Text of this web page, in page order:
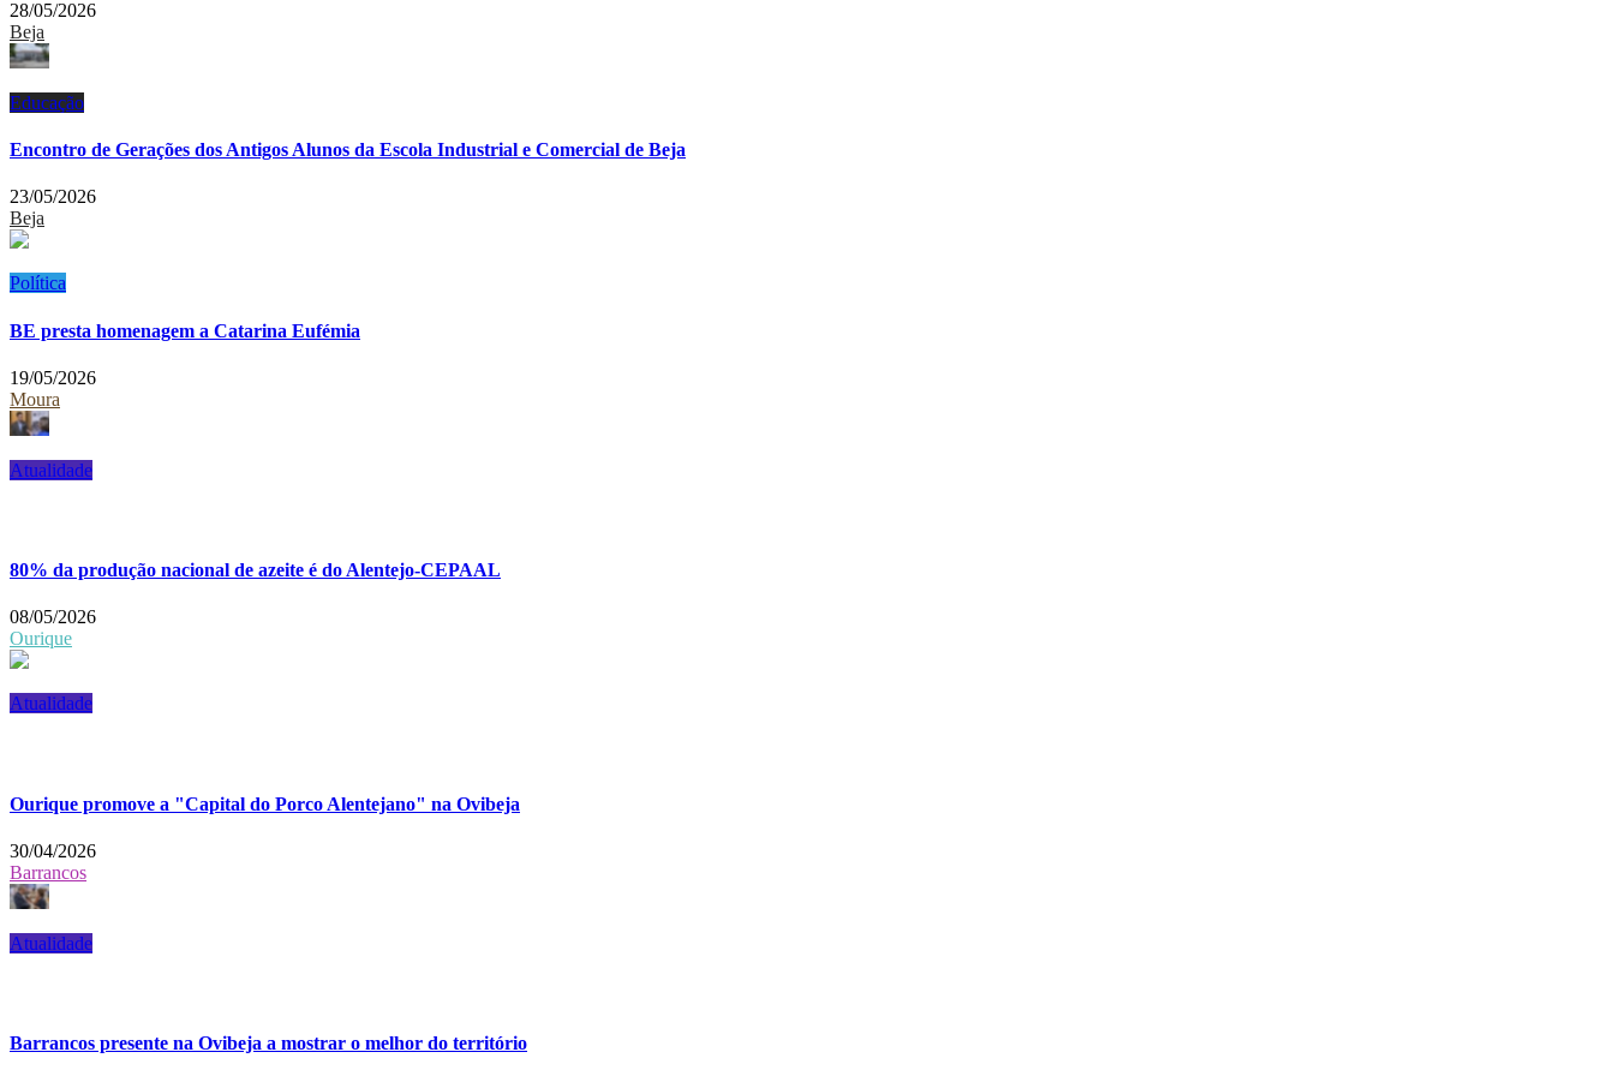
28/05/2026
Beja
Educação
Encontro de Gerações dos Antigos Alunos da Escola Industrial e Comercial de Beja
23/05/2026
Beja
Política
BE presta homenagem a Catarina Eufémia
19/05/2026
Moura
Atualidade
80% da produção nacional de azeite é do Alentejo-CEPAAL
08/05/2026
Ourique
Atualidade
Ourique promove a "Capital do Porco Alentejano" na Ovibeja
30/04/2026
Barrancos
Atualidade
Barrancos presente na Ovibeja a mostrar o melhor do território